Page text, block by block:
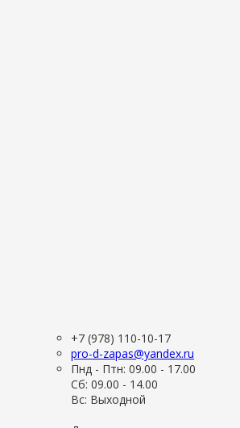
+7 (978) 110-10-17
pro-d-zapas@yandex.ru
Пнд - Птн: 09.00 - 17.00
Сб: 09.00 - 14.00
Вс: Выходной